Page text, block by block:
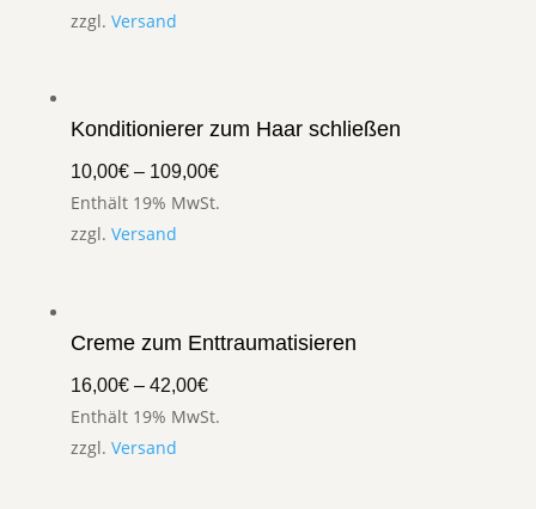
zzgl. Versand
Konditionierer zum Haar schließen
10,00€– 109,00€
Enthält 19% MwSt.
zzgl. Versand
Creme zum Enttraumatisieren
16,00€– 42,00€
Enthält 19% MwSt.
zzgl. Versand